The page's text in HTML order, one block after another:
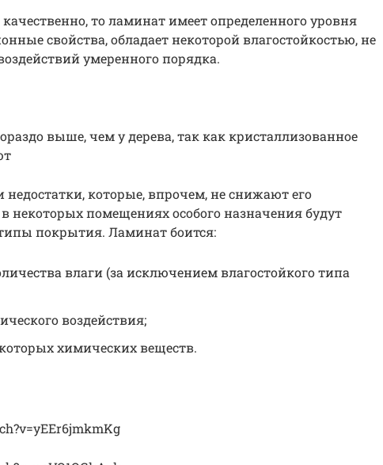
то ламинат имеет определенного уровня
свойства, обладает некоторой влагостойкостью, не
умеренного порядка.
выше, чем у дерева, так как кристаллизованное
недостатки, которые, впрочем, не снижают его
некоторых помещениях особого назначения будут
покрытия. Ламинат боится:
влаги (за исключением влагостойкого типа
воздействия;
химических веществ.